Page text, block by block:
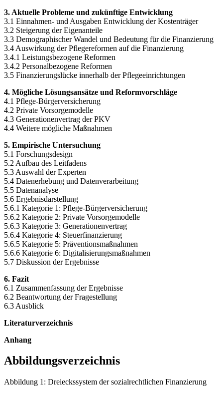
3. Aktuelle Probleme und zukünftige Entwicklung
3.1 Einnahmen- und Ausgaben Entwicklung der Kostenträger
3.2 Steigerung der Eigenanteile
3.3 Demographischer Wandel und Bedeutung für die Finanzierung
3.4 Auswirkung der Pflegereformen auf die Finanzierung
3.4.1 Leistungsbezogene Reformen
3.4.2 Personalbezogene Reformen
3.5 Finanzierungslücke innerhalb der Pflegeeinrichtungen
4. Mögliche Lösungsansätze und Reformvorschläge
4.1 Pflege-Bürgerversicherung
4.2 Private Vorsorgemodelle
4.3 Generationenvertrag der PKV
4.4 Weitere mögliche Maßnahmen
5. Empirische Untersuchung
5.1 Forschungsdesign
5.2 Aufbau des Leitfadens
5.3 Auswahl der Experten
5.4 Datenerhebung und Datenverarbeitung
5.5 Datenanalyse
5.6 Ergebnisdarstellung
5.6.1 Kategorie 1: Pflege-Bürgerversicherung
5.6.2 Kategorie 2: Private Vorsorgemodelle
5.6.3 Kategorie 3: Generationenvertrag
5.6.4 Kategorie 4: Steuerfinanzierung
5.6.5 Kategorie 5: Präventionsmaßnahmen
5.6.6 Kategorie 6: Digitalisierungsmaßnahmen
5.7 Diskussion der Ergebnisse
6. Fazit
6.1 Zusammenfassung der Ergebnisse
6.2 Beantwortung der Fragestellung
6.3 Ausblick
Literaturverzeichnis
Anhang
Abbildungsverzeichnis
Abbildung 1: Dreieckssystem der sozialrechtlichen Finanzierung